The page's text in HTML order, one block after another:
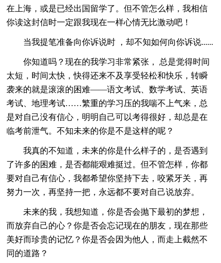
在上海，或是已经出国留学了。但不管怎么样，我相信
你读这封信时一定跟我现在一样心情无比激动吧！
当我提笔准备向你诉说时 ，却不知如何向你诉说......
你知道吗？现在的我学习非常紧张， 总是觉得时间
太短，时间太快，快得还来不及享受轻松和快乐，转瞬
袭来的就是滚滚的困难——语文考试、数学考试、英语
考试、地理考试……繁重的学习压的我喘不上气来，总
是对自己没有信心，明明自己可以考得很好，却总是在
临考前泄气。不知未来的你是不是这样的呢？
我真的不知道，未来的你是什么样子的，是否遇到
了许多的困难，是否都能艰难挺过。但不管怎样，你都
要对自己有信心，我都希望你坚持下去，咬紧牙关，再
努力一次，再坚持一把，永远都不要对自己说放弃。
未来的我，我想知道，你是否会抛下最初的梦想，
而放弃自己的心？你是否会忘记现在的朋友，现在那些
美好而珍贵的记忆？你是否会因为他人，而走上截然不
同的道路？